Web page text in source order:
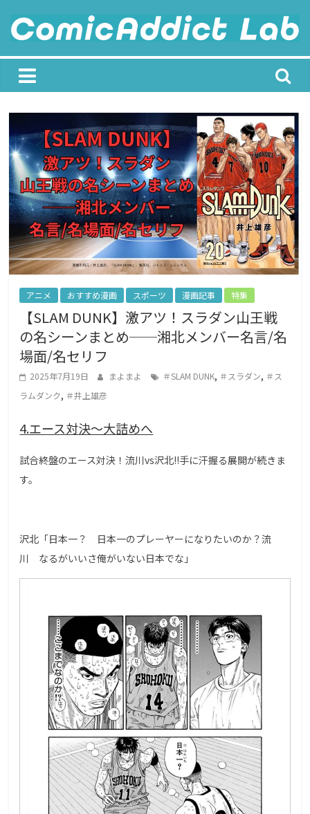
ComicAddict
Lab
F
o
r
A
l
l
M
アニメ おすすめ漫画 スポーツ 漫画記事 特集
【SLAM DUNK】激アツ！スラダン山王戦
の名シーンまとめ──湘北メンバー名言/名
場面/名セリフ
2025年7月19日 まよまよ ＃SLAM DUNK, ＃スラダン, ＃ス
ラムダンク, ＃井上雄彦
4.エース対決〜大詰めへ
試合終盤のエース対決！流川vs沢北!!手に汗握る展開が続きま
す。
沢北「日本一？ 日本一のプレーヤーになりたいのか？流
川 なるがいいさ俺がいない日本でな」